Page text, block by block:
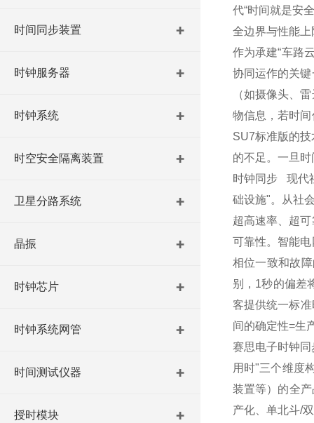
时间同步装置
时钟服务器
时钟系统
时空安全隔离装置
卫星分路系统
晶振
时钟芯片
时钟系统网管
时间测试仪器
授时模块
代“时间就是安
全边界与性能上
作为承建“车路
协同运作的关
（如摄像头、
物信息，若时
SU7标准版的
的不足。一旦
时钟同步 现代
础设施"。从社
超高速率、超
可靠性。智能
相位一致和故
别，1秒的偏差
客提供统一标
间的确定性=生
赛思电子时钟
用时"三个维度
装置等）的全
产化、单北斗/